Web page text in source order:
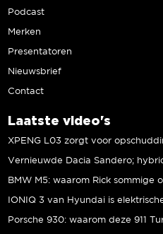
Podcast
Merken
Presentatoren
Nieuwsbrief
Contact
Laatste video's
IONIQ 3 van Hyundai is